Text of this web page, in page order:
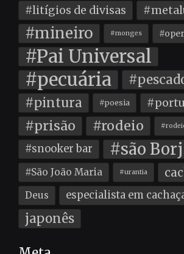
#litígios de divisas
#mineiro #monges
#Pai Universal
#pecuária
#pintura #poesia
#prisão #rodeio
#snooker bar #são
#São João Maria #urantia
Deus especialista em
japonês